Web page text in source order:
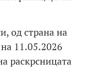
од страна на
11.05.2026
раскрсницата